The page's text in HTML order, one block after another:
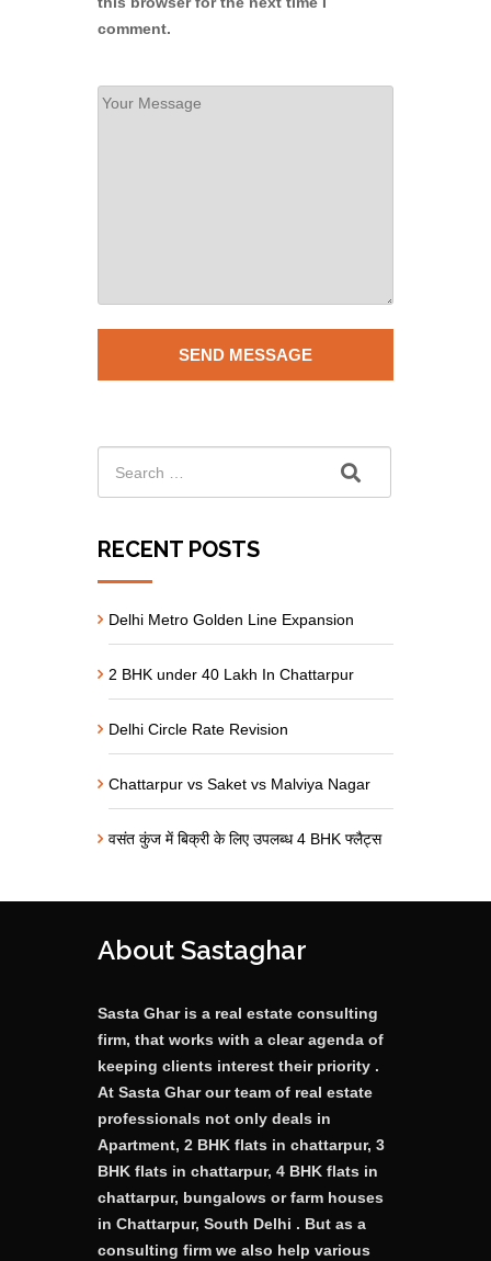
comment.
RECENT POSTS
Delhi Metro Golden Line Expansion
2 BHK under 40 Lakh In Chattarpur
Delhi Circle Rate Revision
Chattarpur vs Saket vs Malviya Nagar
वसंत कुंज में बिक्री के लिए उपलब्ध 4 BHK फ्लैट्स
About Sastaghar
Sasta Ghar is a real estate consulting
firm, that works with a clear agenda of
keeping clients interest their priority .
At Sasta Ghar our team of real estate
professionals not only deals in
Apartment, 2 BHK flats in chattarpur, 3
BHK flats in chattarpur, 4 BHK flats in
chattarpur, bungalows or farm houses
in Chattarpur, South Delhi . But as a
consulting firm we also help various